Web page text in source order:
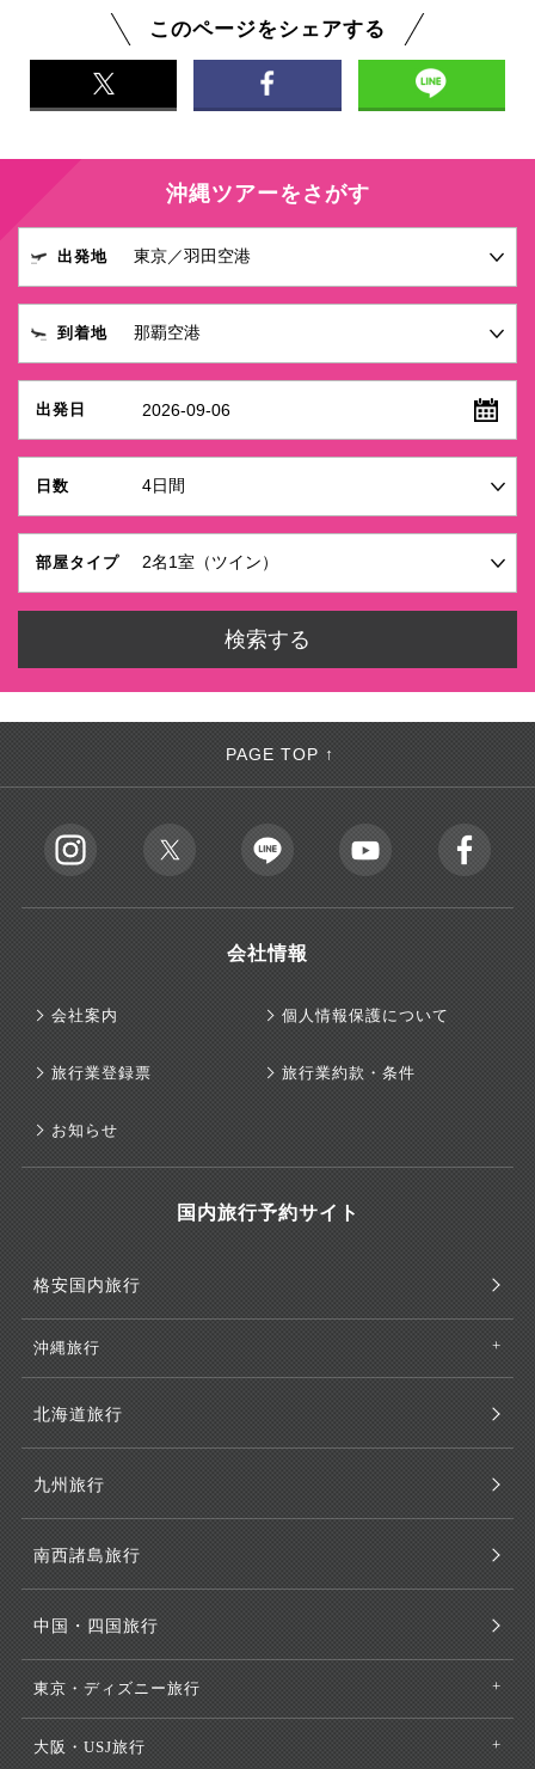
このページをシェアする
沖縄ツアーをさがす
出発地
到着地
出発日 2026-09-06
日数
部屋タイプ
PAGE TOP ↑
会社情報
会社案内 個人情報保護について
旅行業登録票 旅行業約款・条件
お知らせ
国内旅行予約サイト
格安国内旅行
沖縄旅行
北海道旅行
九州旅行
南西諸島旅行
中国・四国旅行
東京・ディズニー旅行
大阪・USJ旅行